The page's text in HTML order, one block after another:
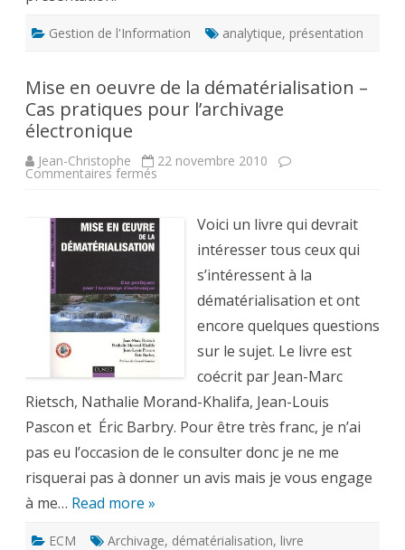
Gestion de l'Information analytique, présentation
Mise en oeuvre de la dématérialisation –
Cas pratiques pour l’archivage
électronique
Jean-Christophe 22 novembre 2010
Commentaires fermés
de
dématérialisation
pratiques
pour
l’archivage
électronique
Voici un livre qui devrait
intéresser tous ceux qui
s’intéressent à la
dématérialisation et ont
encore quelques questions
sur le sujet. Le livre est
coécrit par Jean-Marc
Rietsch, Nathalie Morand-Khalifa, Jean-Louis
Pascon et Éric Barbry. Pour être très franc, je n’ai
pas eu l’occasion de le consulter donc je ne me
risquerai pas à donner un avis mais je vous engage
à me… Read more »
ECM Archivage, dématérialisation, livre